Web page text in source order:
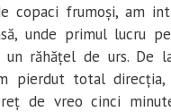
copaci frumoși, am
unde primul lucru
răhățel de urs. De
pierdut total direcția,
de vreo cinci